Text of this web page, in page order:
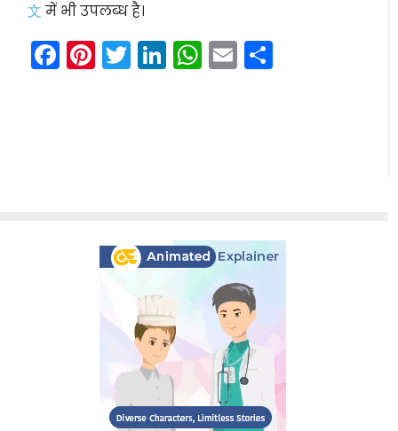
文 में भी उपलब्ध है।
Facebook
Pinterest
Twitter
LinkedIn
WhatsApp
Email